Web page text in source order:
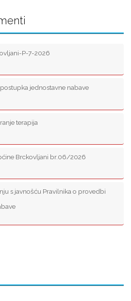
P-7-2026
jednostavne nabave
terapija
Brckovljani br.06/2026
s javnošću Pravilnika o provedbi